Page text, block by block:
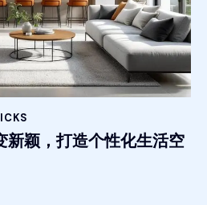
新颖，打造个性化生活空